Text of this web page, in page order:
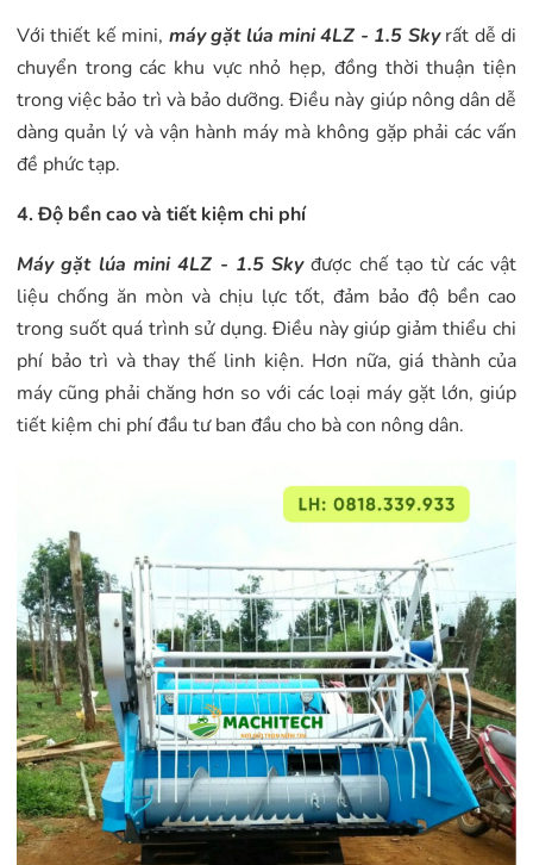
Với thiết kế mini, máy gặt lúa mini 4LZ - 1.5 Skyrất dễ di
chuyển trong các khu vực nhỏ hẹp, đồng thời thuận tiện
trong việc bảo trì và bảo dưỡng. Điều này giúp nông dân dễ
dàng quản lý và vận hành máy mà không gặp phải các vấn
đề phức tạp.
4. Độ bền cao và tiết kiệm chi phí
Máy gặt lúa mini 4LZ - 1.5 Skyđược chế tạo từ các vật
liệu chống ăn mòn và chịu lực tốt, đảm bảo độ bền cao
trong suốt quá trình sử dụng. Điều này giúp giảm thiểu chi
phí bảo trì và thay thế linh kiện. Hơn nữa, giá thành của
máy cũng phải chăng hơn so với các loại máy gặt lớn, giúp
tiết kiệm chi phí đầu tư ban đầu cho bà con nông dân.